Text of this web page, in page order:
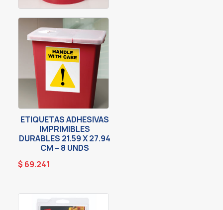
ETIQUETAS ADHESIVAS
IMPRIMIBLES
DURABLES 21.59 X 27.94
CM – 8 UNDS
$ 69.241